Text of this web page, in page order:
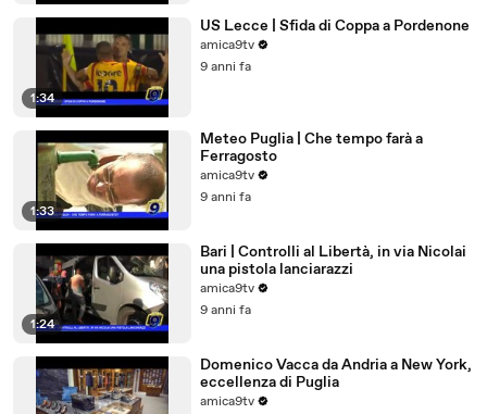
1:34
US Lecce | Sfida di Coppa a Pordenone
amica9tv
9 anni fa
1:33
Meteo Puglia | Che tempo farà a
Ferragosto
amica9tv
9 anni fa
1:24
Bari | Controlli al Libertà, in via Nicolai
una pistola lanciarazzi
amica9tv
9 anni fa
Domenico Vacca da Andria a New York,
eccellenza di Puglia
amica9tv